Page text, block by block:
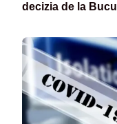
decizia de la